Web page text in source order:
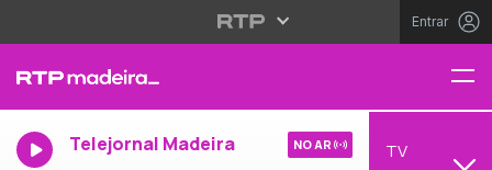
Entrar
Telejornal Madeira NO AR TV